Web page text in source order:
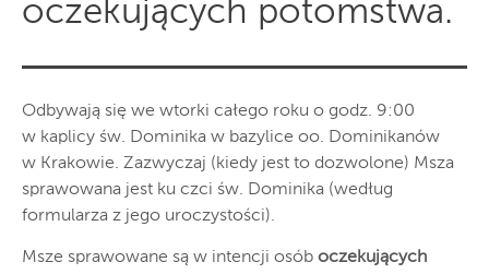
oczekujących potomstwa.
Odbywają się we wtorki całego roku o godz. 9:00
w kaplicy św. Dominika w bazylice oo. Dominikanów
w Krakowie. Zazwyczaj (kiedy jest to dozwolone) Msza
sprawowana jest ku czci św. Dominika (według
formularza z jego uroczystości).
Msze sprawowane są w intencji osób oczekujących